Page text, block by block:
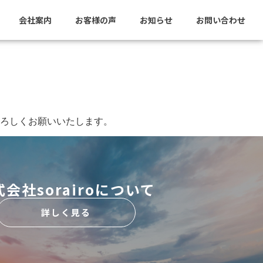
会社案内 お客様の声 お知らせ お問い合わせ
くお願いいたします。
会社sorairoについて
詳しく見る